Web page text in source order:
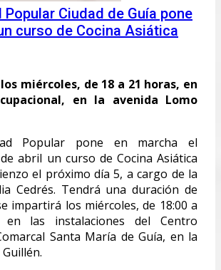
Popular Ciudad de Guía pone
curso de Cocina Asiática
miércoles, de 18 a 21 horas, en
en la avenida Lomo
Popular pone en marcha el
abril un curso de Cocina Asiática
el próximo día 5, a cargo de la
Cedrés. Tendrá una duración de
impartirá los miércoles, de 18:00 a
en las instalaciones del Centro
Santa María de Guía, en la